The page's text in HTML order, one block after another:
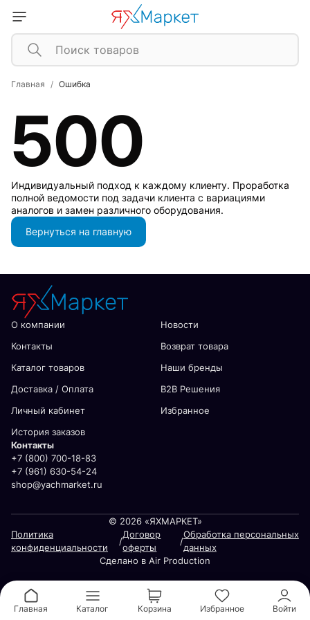
Главная Ошибка
500
Индивидуальный подход к каждому клиенту. Проработка
полной ведомости под задачи клиента с вариациями
аналогов и замен различного оборудования.
Вернуться на главную
О компании
Новости
Контакты
Возврат товара
Каталог товаров
Наши бренды
Доставка / Оплата
В2В Решения
Личный кабинет
Избранное
История заказов
Контакты
+7 (800) 700-18-83
+7 (961) 630-54-24
shop@yachmarket.ru
© 2026 «ЯХМАРКЕТ»
Политика
конфиденциальности
/
Договор
оферты
/
Обработка персональных
данных
Сделано в Air Production
Главная Каталог Корзина Избранное Войти